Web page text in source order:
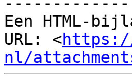
Een HTML-
URL: <
nl/